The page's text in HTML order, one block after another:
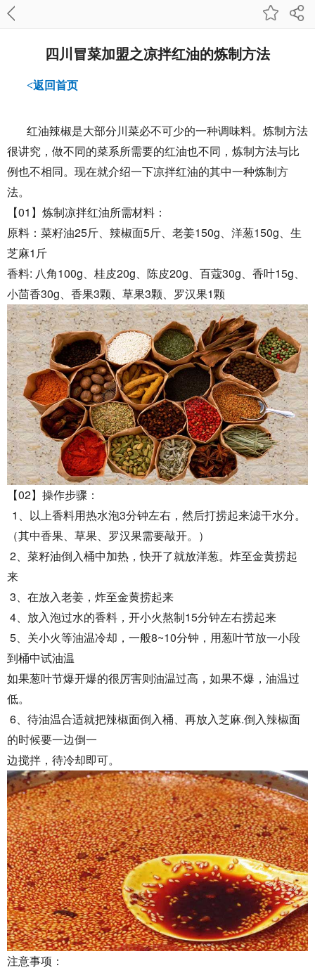
四川冒菜加盟之凉拌红油的炼制方法
<返回首页
红油辣椒是大部分川菜必不可少的一种调味料。炼制方法
很讲究，做不同的菜系所需要的红油也不同，炼制方法与比
例也不相同。现在就介绍一下凉拌红油的其中一种炼制方
法。
【01 】炼制凉拌红油所需材料：
原料：菜籽油25斤、辣椒面5斤、老姜150g 、洋葱150g 、生
芝麻1 斤
香料: 八角100g 、桂皮20g 、陈皮20g 、百蔻30g 、香叶15g
小茴香30g 、香果3颗、草果3颗、罗汉果1 颗
【02】操作步骤：
1 、以上香料用热水泡3分钟左右，然后打捞起来滤干水分。
（其中香果、草果、罗汉果需要敲开。）
2 、菜籽油倒入桶中加热，快开了就放洋葱。炸至金黄捞起
来
3 、在放入老姜，炸至金黄捞起来
4 、放入泡过水的香料，开小火熬制 15分钟左右捞起来
5 、关小火等油温冷却，一般8~10分钟，用葱叶节放一小段
到桶中试油温
如果葱叶节爆开爆的很厉害则油温过高，如果不爆，油温过
低。
6 、待油温合适就把辣椒面倒入桶、再放入芝麻.倒入辣椒面
的时候要一边倒一
边搅拌，待冷却即可。
注意事项：